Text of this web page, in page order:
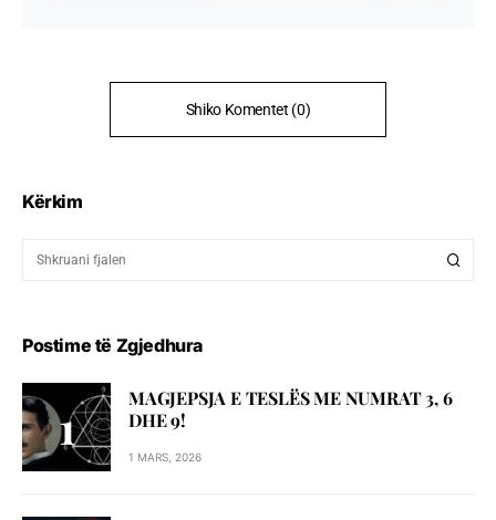
Shiko Komentet (0)
Kërkim
Postime të Zgjedhura
MAGJEPSJA E TESLËS ME NUMRAT 3, 6
DHE 9!
1 MARS, 2026